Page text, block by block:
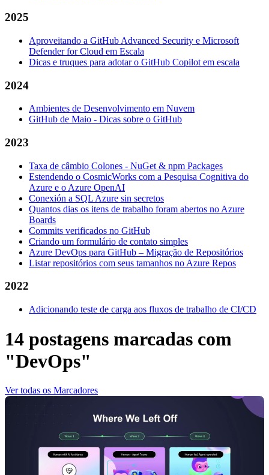
2025
Aproveitando a GitHub Advanced Security e Microsoft
Defender for Cloud em Escala
Dicas e truques para adotar o GitHub Copilot em escala
2024
Ambientes de Desenvolvimento em Nuvem
GitHub de Maio - Dicas sobre o GitHub
2023
Taxa de câmbio Colones - NuGet & npm Packages
Estendendo o CosmicWorks com a Pesquisa Cognitiva do
Azure e o Azure OpenAI
Conexión a SQL Azure sin secretos
Quantos dias os itens de trabalho foram abertos no Azure
Boards
Commits verificados no GitHub
Criando um formulário de contato simples
Azure DevOps para GitHub – Migração de Repositórios
Listar repositórios com seus tamanhos no Azure Repos
2022
Adicionando teste de carga aos fluxos de trabalho de CI/CD
14 postagens marcadas com
"DevOps"
Ver todas os Marcadores